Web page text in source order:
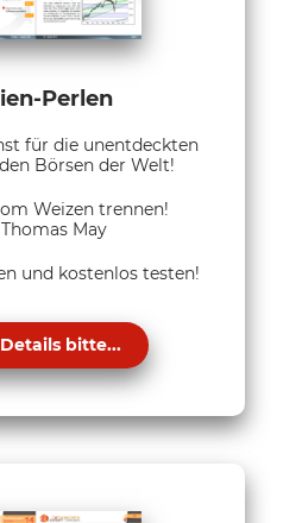
Perlen
für die unentdeckten
Börsen der Welt!
Weizen trennen!
May
und kostenlos testen!
bitte...